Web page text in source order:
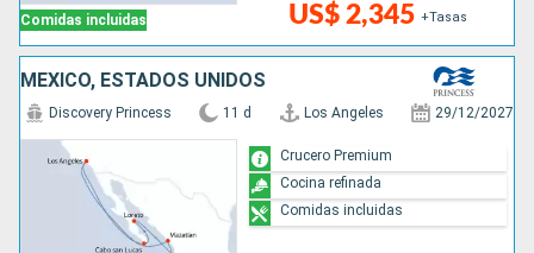
Comidas incluidas US$ 2,345 +Tasas
MÉXICO, ESTADOS UNIDOS
Discovery Princess 11 d Los Angeles 29/12/2027
Crucero Premium
Cocina refinada
Comidas incluidas